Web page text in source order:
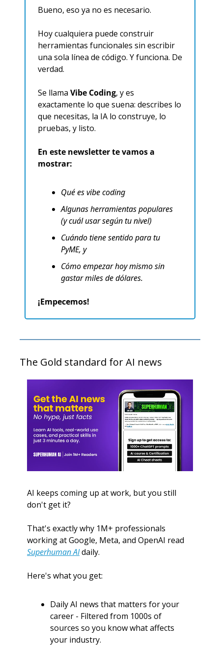
Bueno, eso ya no es necesario.
Hoy cualquiera puede construir
herramientas funcionales sin escribir
una sola línea de código. Y funciona. De
verdad.
Se llama Vibe Coding, y es
exactamente lo que suena: describes lo
que necesitas, la IA lo construye, lo
pruebas, y listo.
En este newsletter te vamos a
mostrar:
Qué es vibe coding
Algunas herramientas populares
(y cuál usar según tu nivel)
Cuándo tiene sentido para tu
PyME, y
Cómo empezar hoy mismo sin
gastar miles de dólares.
¡Empecemos!
The Gold standard for AI news
AI keeps coming up at work, but you still
don't get it?
That's exactly why 1M+ professionals
Superhuman AI daily.
Here's what you get:
Daily AI news that matters for your
career - Filtered from 1000s of
sources so you know what affects
your industry.